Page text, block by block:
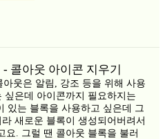
콜아웃 아이콘 지우기
웃은 알림, 강조 등을 위해 사용
싶은데 아이콘까지 필요하지는
있는 블록을 사용하고 싶은데 그
새로운 블록이 생성되어버려서
요. 그럴 땐 콜아웃 블록을 불러